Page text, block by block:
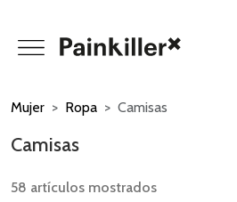
Mujer Ropa Camisas
Camisas
58 artículos mostrados